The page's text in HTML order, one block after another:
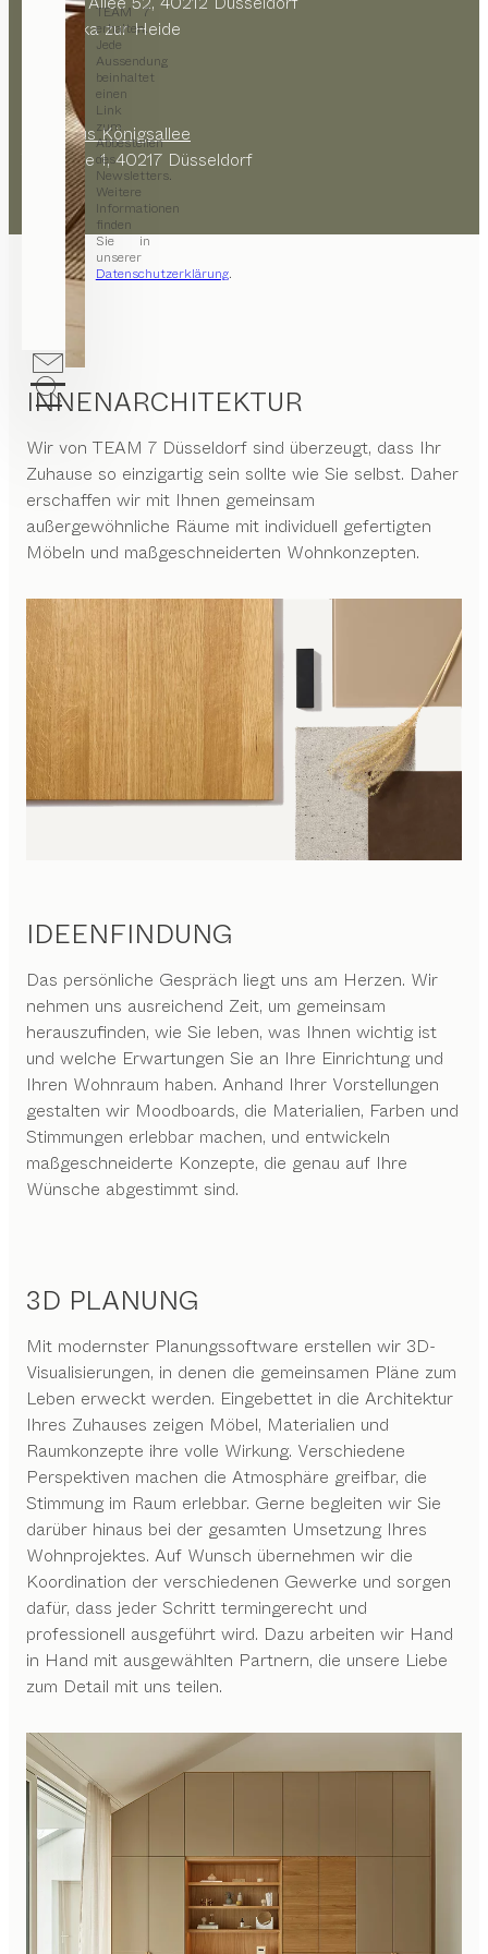
TEAM 7
erhalten.
Jede
Aussendung
beinhaltet
einen
Link
zum
Abbestellen
des
Newsletters.
Weitere
Informationen
finden
Sie in
unserer
Datenschutzerklärung.
bei Edeka zur Heide
Parkhaus Königsallee
Talstraße 1, 40217 Düsseldorf
INNENARCHITEKTUR
Wir von TEAM 7 Düsseldorf sind überzeugt, dass Ihr
Zuhause so einzigartig sein sollte wie Sie selbst. Daher
erschaffen wir mit Ihnen gemeinsam
außergewöhnliche Räume mit individuell gefertigten
Möbeln und maßgeschneiderten Wohnkonzepten.
IDEENFINDUNG
Das persönliche Gespräch liegt uns am Herzen. Wir
nehmen uns ausreichend Zeit, um gemeinsam
herauszufinden, wie Sie leben, was Ihnen wichtig ist
und welche Erwartungen Sie an Ihre Einrichtung und
Ihren Wohnraum haben. Anhand Ihrer Vorstellungen
gestalten wir Moodboards, die Materialien, Farben und
Stimmungen erlebbar machen, und entwickeln
maßgeschneiderte Konzepte, die genau auf Ihre
Wünsche abgestimmt sind.
3D PLANUNG
Mit modernster Planungssoftware erstellen wir 3D-
Visualisierungen, in denen die gemeinsamen Pläne zum
Leben erweckt werden. Eingebettet in die Architektur
Ihres Zuhauses zeigen Möbel, Materialien und
Raumkonzepte ihre volle Wirkung. Verschiedene
Perspektiven machen die Atmosphäre greifbar, die
Stimmung im Raum erlebbar. Gerne begleiten wir Sie
darüber hinaus bei der gesamten Umsetzung Ihres
Wohnprojektes. Auf Wunsch übernehmen wir die
Koordination der verschiedenen Gewerke und sorgen
dafür, dass jeder Schritt termingerecht und
professionell ausgeführt wird. Dazu arbeiten wir Hand
in Hand mit ausgewählten Partnern, die unsere Liebe
zum Detail mit uns teilen.